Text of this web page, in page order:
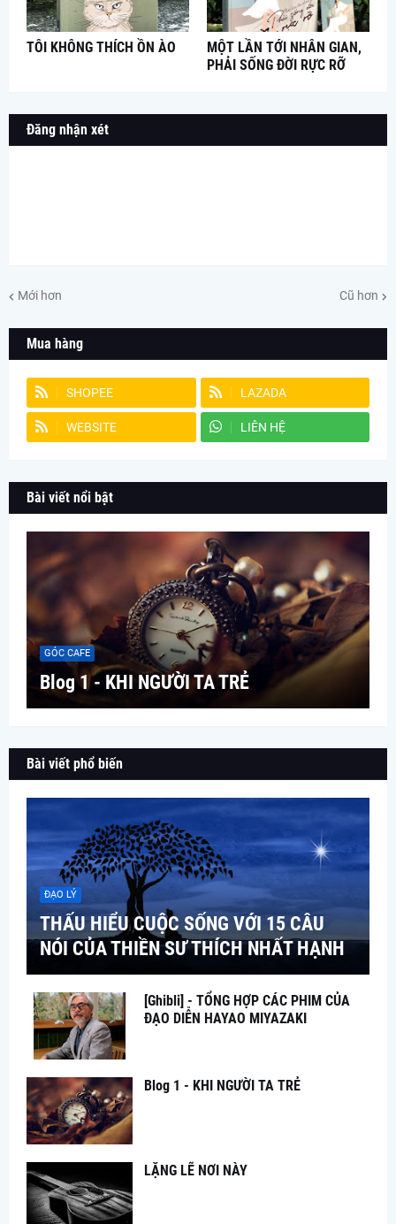
TÔI KHÔNG THÍCH ỒN ÀO
MỘT LẦN TỚI NHÂN GIAN,
PHẢI SỐNG ĐỜI RỰC RỠ
Đăng nhận xét
Mới hơn Cũ hơn
Mua hàng
SHOPEE LAZADA
WEBSITE LIÊN HỆ
Bài viết nổi bật
GÓC CAFE
Blog 1 - KHI NGƯỜI TA TRẺ
Bài viết phổ biến
ĐẠO LÝ
THẤU HIỂU CUỘC SỐNG VỚI 15 CÂU
NÓI CỦA THIỀN SƯ THÍCH NHẤT HẠNH
[Ghibli] - TỔNG HỢP CÁC PHIM CỦA
ĐẠO DIỄN HAYAO MIYAZAKI
Blog 1 - KHI NGƯỜI TA TRẺ
LẶNG LẼ NƠI NÀY